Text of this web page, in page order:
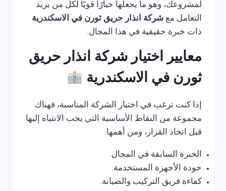
لمشروعك، وهو ما يجعلها خيارًا قويًا لكل من يريد
التعامل مع شركة انذار حريق ثورن في الاسكندرية
ذات خبرة حقيقية في هذا المجال.
معايير اختيار شركة انذار حريق
ثورن في الاسكندرية
إذا كنت ترغب في اختيار الشركة المناسبة، فهناك
مجموعة من النقاط الأساسية التي يجب الانتباه إليها
قبل اتخاذ القرار، ومن أهمها:
الخبرة السابقة في المجال.
جودة الأجهزة المستخدمة.
كفاءة فريق التركيب والصيانة.